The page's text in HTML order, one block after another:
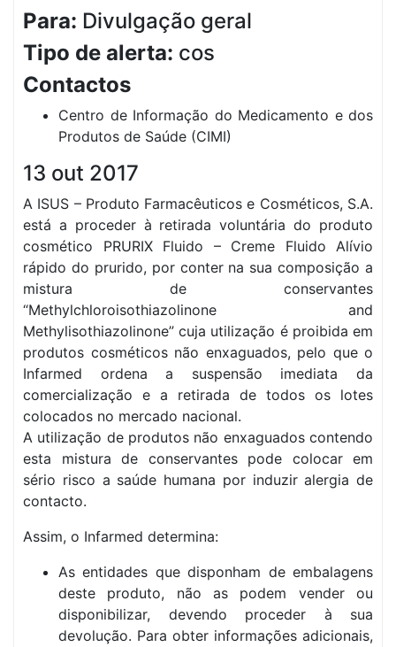
Para: Divulgação geral
Tipo de alerta: cos
Contactos
Centro de Informação do Medicamento e dos
Produtos de Saúde (CIMI)
13 out 2017
A ISUS – Produto Farmacêuticos e Cosméticos, S.A.
está a proceder à retirada voluntária do produto
cosmético PRURIX Fluido – Creme Fluido Alívio
rápido do prurido, por conter na sua composição a
mistura de conservantes
“Methylchloroisothiazolinone and
Methylisothiazolinone” cuja utilização é proibida em
produtos cosméticos não enxaguados, pelo que o
Infarmed ordena a suspensão imediata da
comercialização e a retirada de todos os lotes
colocados no mercado nacional.
A utilização de produtos não enxaguados contendo
esta mistura de conservantes pode colocar em
sério risco a saúde humana por induzir alergia de
contacto.
Assim, o Infarmed determina:
As entidades que disponham de embalagens
deste produto, não as podem vender ou
disponibilizar, devendo proceder à sua
devolução. Para obter informações adicionais,